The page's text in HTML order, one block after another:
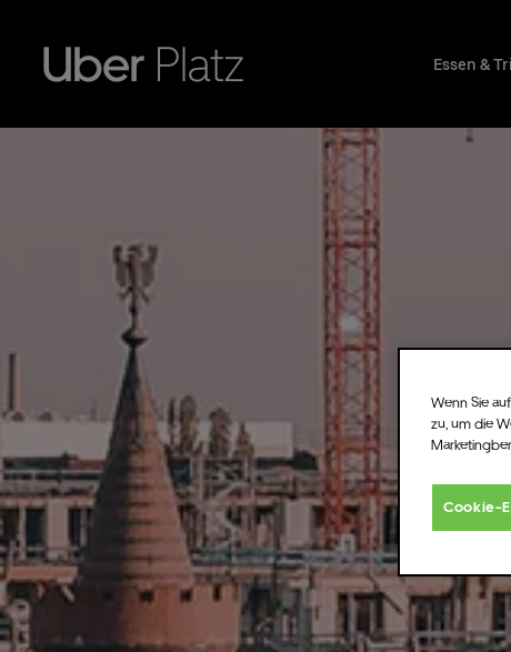
Essen &
Wenn Sie
zu, um die
Cookie-